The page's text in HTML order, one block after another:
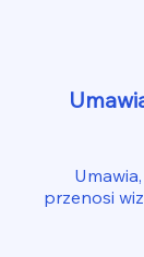
przenosi